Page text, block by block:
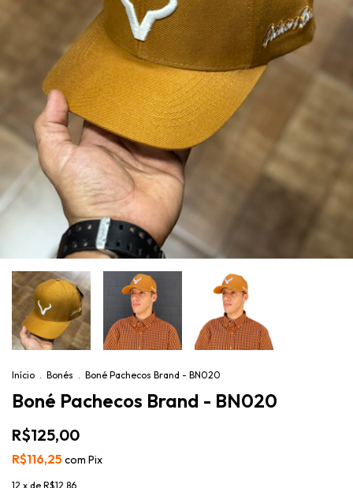
Início . Bonés . Boné Pachecos Brand - BN020
Boné Pachecos Brand - BN020
R$125,00
R$116,25 com Pix
12 x de R$12,86